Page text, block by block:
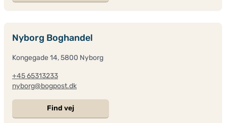
Nyborg Boghandel
Kongegade 14, 5800 Nyborg
+45 65313233
nyborg@bogpost.dk
Find vej